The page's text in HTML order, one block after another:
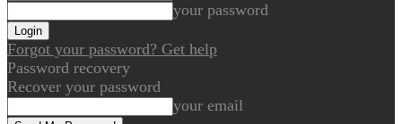
your password
Forgot your password? Get help
Password recovery
Recover your password
your email